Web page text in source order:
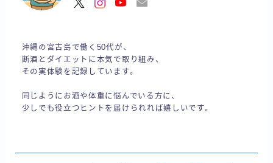
沖縄の宮古島で働く50代が、
断酒とダイエットに本気で取り組み、
その実体験を記録しています。
同じようにお酒や体重に悩んでいる方に、
少しでも役立つヒントを届けられれば嬉しいです。